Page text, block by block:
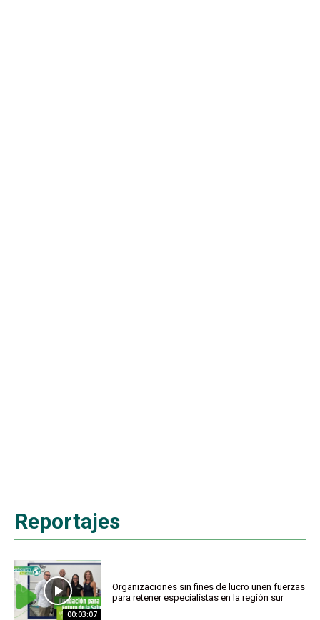
Reportajes
00:03:07
Organizaciones sin fines de lucro unen fuerzas
para retener especialistas en la región sur